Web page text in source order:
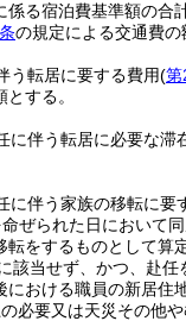
る宿泊費基準額の合
の規定による交通費の
う転居に要する費用(第
する。
に伴う転居に必要な
に伴う家族の移転に要
ぜられた日において
転をするものとして
該当せず、かつ、赴
における職員の新居住
必要又は天災その他